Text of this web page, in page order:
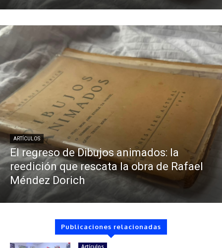
ARTÍCULOS
El regreso de Dibujos animados: la
reedición que rescata la obra de Rafael
Méndez Dorich
Publicaciones relacionadas